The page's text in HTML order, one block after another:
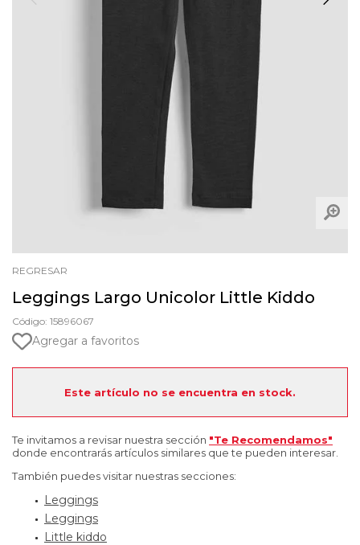
REGRESAR
Leggings Largo Unicolor Little Kiddo
Código: 15896067
Agregar a favoritos
Este artículo no se encuentra en stock.
Te invitamos a revisar nuestra sección "Te Recomendamos"
donde encontrarás artículos similares que te pueden interesar.
También puedes visitar nuestras secciones:
Leggings
Leggings
Little kiddo